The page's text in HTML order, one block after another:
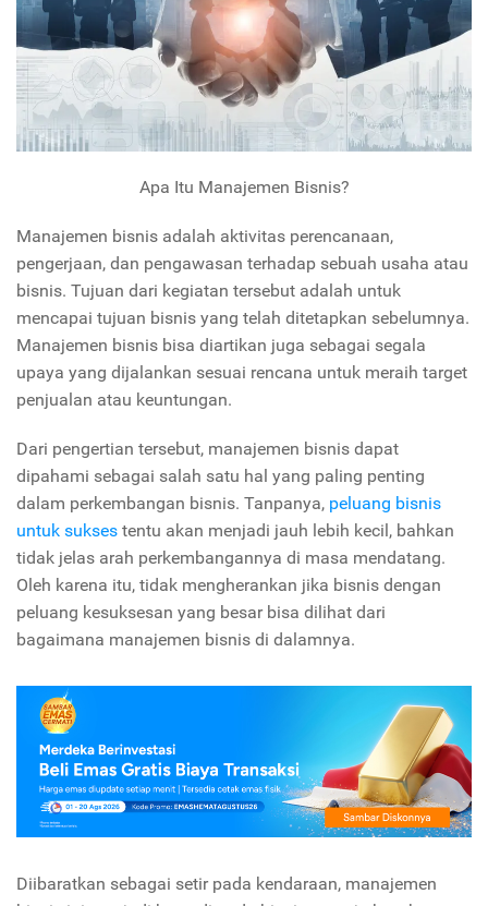
Apa Itu Manajemen Bisnis?
Manajemen bisnis adalah aktivitas perencanaan,
pengerjaan, dan pengawasan terhadap sebuah usaha atau
bisnis. Tujuan dari kegiatan tersebut adalah untuk
mencapai tujuan bisnis yang telah ditetapkan sebelumnya.
Manajemen bisnis bisa diartikan juga sebagai segala
upaya yang dijalankan sesuai rencana untuk meraih target
penjualan atau keuntungan.
Dari pengertian tersebut, manajemen bisnis dapat
dipahami sebagai salah satu hal yang paling penting
dalam perkembangan bisnis. Tanpanya, peluang bisnis
untuk sukses tentu akan menjadi jauh lebih kecil, bahkan
tidak jelas arah perkembangannya di masa mendatang.
Oleh karena itu, tidak mengherankan jika bisnis dengan
peluang kesuksesan yang besar bisa dilihat dari
bagaimana manajemen bisnis di dalamnya.
Diibaratkan sebagai setir pada kendaraan, manajemen